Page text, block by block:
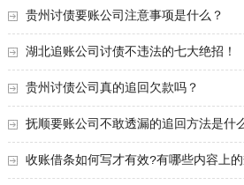
贵州讨债要账公司注意事项是什么？
湖北追账公司讨债不违法的七大绝招！
贵州讨债公司真的追回欠款吗？
抚顺要账公司不敢透漏的追回方法是什
收账借条如何写才有效?有哪些内容上